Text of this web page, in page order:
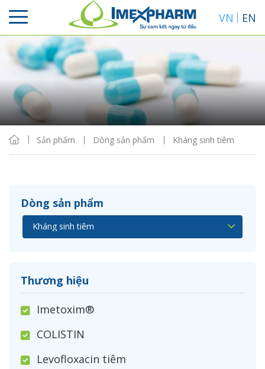
VN EN
Sản phẩm Dòng sản phẩm Kháng sinh tiêm
Dòng sản phẩm
Thương hiệu
Imetoxim®
COLISTIN
Levofloxacin tiêm
Sắp xếp
Hiển thị